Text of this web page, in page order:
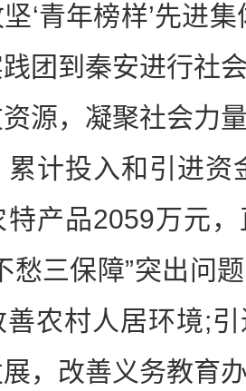
‘青年榜样’先进
团到秦安进行社
源，凝聚社会力
累计投入和引进资
特产品2059万元
愁三保障”突出问
善农村人居环境;
，改善义务教育